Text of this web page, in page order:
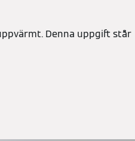
Denna uppgift står